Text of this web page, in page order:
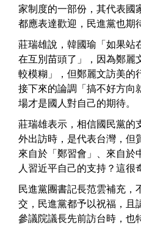
家制度的一部份，其代表國
都應表達歡迎，民進黨也期
莊瑞雄說，韓國瑜「如果站
在互別苗頭了」，因為鄭麗
較模糊」，但鄭麗文訪美的
接下來的論調「搞不好方向
場才是國人對自己的期待。
莊瑞雄表示，相信國民黨的
外出訪時，是代表台灣，但
來自於「鄭習會」、來自於
人習近平自己的支持？這很
民進黨團書記長范雲補充，
交，民進黨都予以祝福，且
參議院議長先前訪台時，也